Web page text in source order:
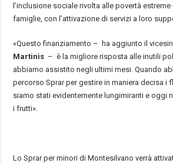
l’inclusione sociale rivolta alle povertà
famiglie, con l’attivazione di servizi a loro
«Questo finanziamento – ha aggiunto il
Martinis – è la migliore risposta alle inutili
abbiamo assistito negli ultimi mesi. Quando
percorso Sprar per gestire in maniera decisa i
siamo stati evidentemente lungimiranti e oggi
i frutti».
Lo Sprar per minori di Montesilvano verrà